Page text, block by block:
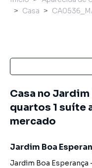
Casa
Casa no Jardim
quartos 1 suíte
mercado
Jardim Boa
Jardim Boa Esperança